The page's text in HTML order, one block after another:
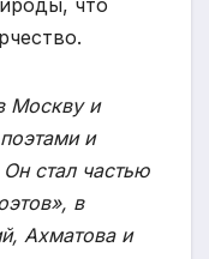
что
Москву и
и
стал частью
в
Ахматова и